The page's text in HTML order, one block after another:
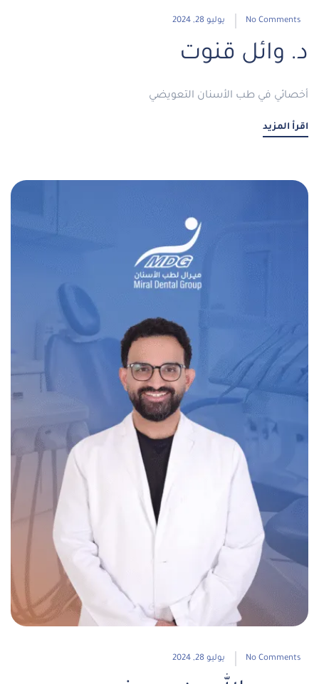
يوليو 28, 2024 No Comments
د. وائل قنوت
أخصائي في طب الأسنان التعويضي
اقرأ المزيد
يوليو 28, 2024 No Comments